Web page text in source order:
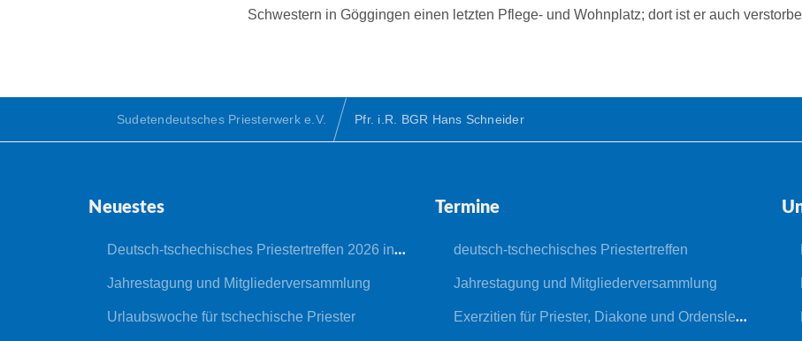
Schwestern in Göggingen einen letzten Pflege- und Wohnplatz; dort ist er auch
Sudetendeutsches Priesterwerk e.V. Pfr. i.R. BGR Hans Schneider
Neuestes
Deutsch-tschechisches Priestertreffen 2026 in Nepomuk
Jahrestagung und Mitgliederversammlung
Urlaubswoche für tschechische Priester
Termine
deutsch-tschechisches Priestertreffen
Jahrestagung und Mitgliederversammlung
Exerzitien für Priester, Diakone und Ordensleute